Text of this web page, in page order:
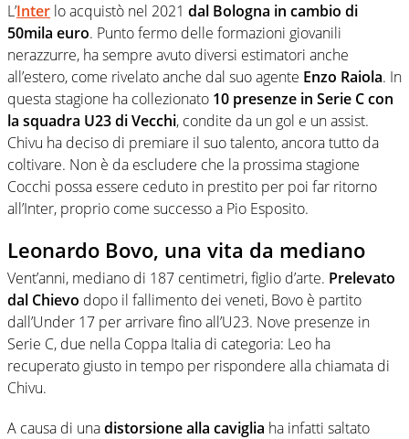
L’Inter lo acquistò nel 2021 dal Bologna in cambio di
50mila euro. Punto fermo delle formazioni giovanili
nerazzurre, ha sempre avuto diversi estimatori anche
all’estero, come rivelato anche dal suo agente Enzo Raiola. In
questa stagione ha collezionato 10 presenze in Serie C con
la squadra U23 di Vecchi, condite da un gol e un assist.
Chivu ha deciso di premiare il suo talento, ancora tutto da
coltivare. Non è da escludere che la prossima stagione
Cocchi possa essere ceduto in prestito per poi far ritorno
all’Inter, proprio come successo a Pio Esposito.
Leonardo Bovo, una vita da mediano
Vent’anni, mediano di 187 centimetri, figlio d’arte. Prelevato
dal Chievo dopo il fallimento dei veneti, Bovo è partito
dall’Under 17 per arrivare fino all’U23. Nove presenze in
Serie C, due nella Coppa Italia di categoria: Leo ha
recuperato giusto in tempo per rispondere alla chiamata di
Chivu.
A causa di unadistorsione alla caviglia ha infatti saltato